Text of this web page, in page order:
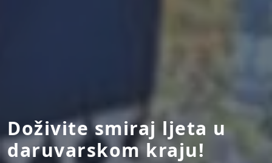
Doživite smiraj ljeta u
daruvarskom kraju!